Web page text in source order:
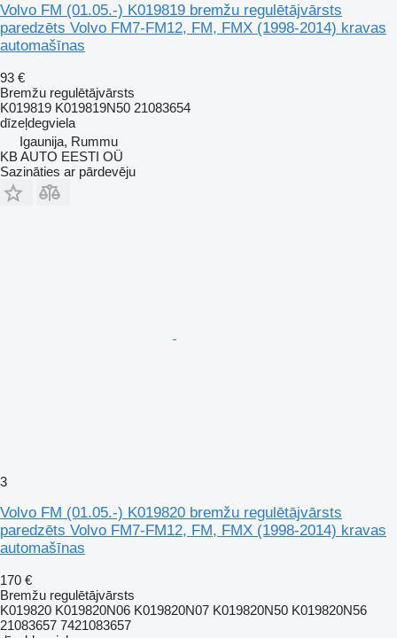
Volvo FM (01.05.-) K019819 bremžu regulētājvārsts
paredzēts Volvo FM7-FM12, FM, FMX (1998-2014) kravas
automašīnas
93 €
Bremžu regulētājvārsts
K019819 K019819N50 21083654
dīzeļdegviela
Igaunija, Rummu
KB AUTO EESTI OÜ
Sazināties ar pārdevēju
3
Volvo FM (01.05.-) K019820 bremžu regulētājvārsts
paredzēts Volvo FM7-FM12, FM, FMX (1998-2014) kravas
automašīnas
170 €
Bremžu regulētājvārsts
K019820 K019820N06 K019820N07 K019820N50 K019820N56
21083657 7421083657